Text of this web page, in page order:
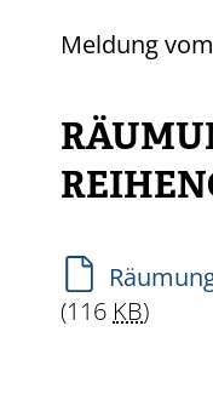
Meldung vom
(116 KB)